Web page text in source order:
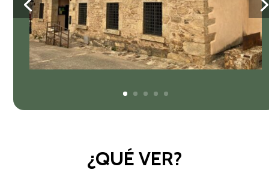
¿QUÉ VER?